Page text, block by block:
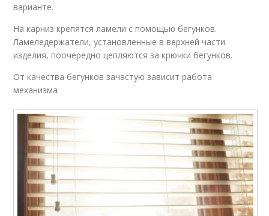
варианте.
На карниз крепятся ламели с помощью бегунков.
Ламеледержатели, установленные в верхней части
изделия, поочередно цепляются за крючки бегунков.
От качества бегунков зачастую зависит работа
механизма